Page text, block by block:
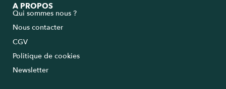
A PROPOS
Qui sommes nous ?
Nous contacter
CGV
Politique de cookies
Newsletter